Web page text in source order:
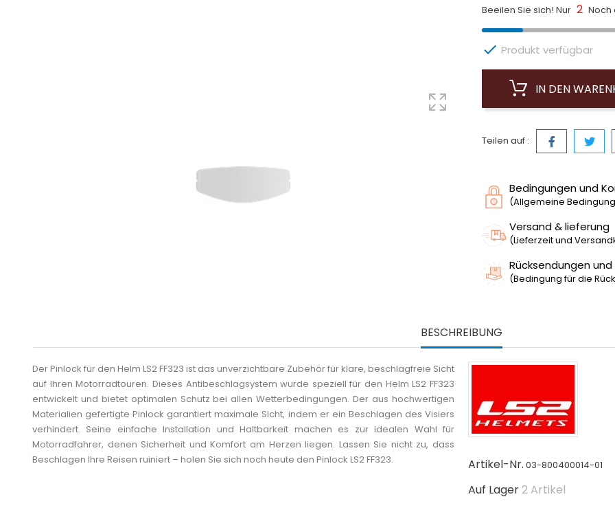
Beeilen Sie sich! Nur 2 Noch
 Produkt verfügbar
IN DEN
Teilen auf :
Bedingungen und
(Allgemeine
Versand & lieferung
(Lieferzeit und
Rücksendungen
(Bedingung für die
BESCHREIBUNG
Der Pinlock für den Helm LS2 FF323 ist das unverzichtbare Zubehör für klare, beschlagfreie Sicht
auf Ihren Motorradtouren. Dieses Antibeschlagsystem wurde speziell für den Helm LS2 FF323
entwickelt und bietet optimalen Schutz bei allen Wetterbedingungen. Der aus hochwertigen
Materialien gefertigte Pinlock garantiert maximale Sicht, indem er ein Beschlagen des Visiers
verhindert. Seine einfache Installation und Haltbarkeit machen es zur idealen Wahl für
Motorradfahrer, denen Sicherheit und Komfort am Herzen liegen. Lassen Sie nicht zu, dass
Beschlagen Ihre Reisen ruiniert – holen Sie sich noch heute den Pinlock LS2 FF323.
Artikel-Nr. 03-800400014-01
Auf Lager2 Artikel